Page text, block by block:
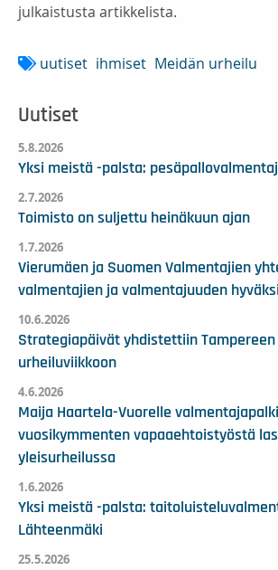
julkaistusta artikkelista.
uutiset ihmiset Meidän urheilu
Uutiset
5.8.2026
Yksi meistä -palsta:
2.7.2026
Toimisto on suljettu heinäkuun ajan
1.7.2026
Vierumäen ja Suomen Valmentajien
valmentajien ja valmentajuuden hyväksi
10.6.2026
Strategiapäivät yhdistettiin Tampereen
urheiluviikkoon
4.6.2026
Maija Haartela-Vuorelle
vuosikymmenten vapaaehtoistyöstä
yleisurheilussa
1.6.2026
Yksi meistä -palsta:
Lähteenmäki
25.5.2026